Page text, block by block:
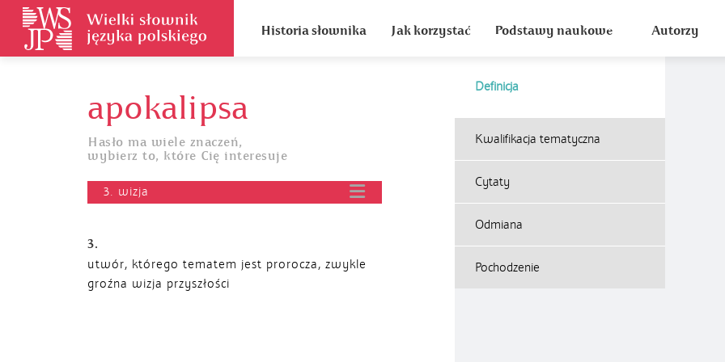
Historia słownika Jak korzystać Podstawy naukowe Autorzy
apokalipsa
Hasło ma wiele znaczeń,
wybierz to, które Cię interesuje
3. wizja
Definicja
3.
utwór, którego tematem jest prorocza, zwykle
groźna wizja przyszłości
Kwalifikacja tematyczna
Cytaty
Odmiana
Pochodzenie